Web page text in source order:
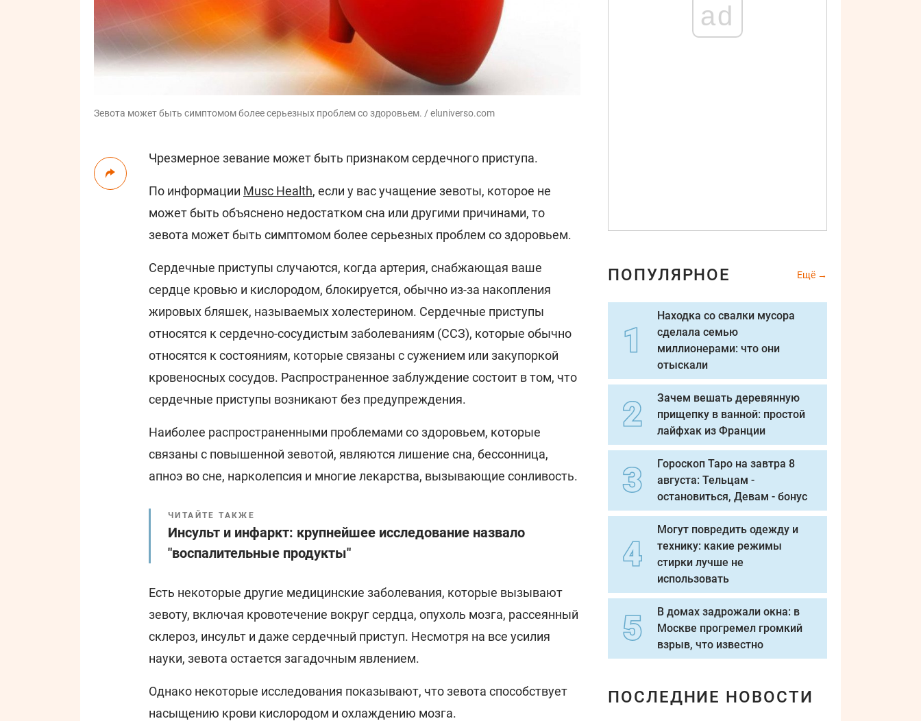
Зевота может быть симптомом более серьезных проблем со здоровьем. / eluniverso.com
Чрезмерное зевание может быть признаком сердечного приступа.
По информации Musc Health, если у вас учащение зевоты, которое не
может быть объяснено недостатком сна или другими причинами, то
зевота может быть симптомом более серьезных проблем со здоровьем.
Сердечные приступы случаются, когда артерия, снабжающая ваше
сердце кровью и кислородом, блокируется, обычно из-за накопления
жировых бляшек, называемых холестерином. Сердечные приступы
относятся к сердечно-сосудистым заболеваниям (ССЗ), которые обычно
относятся к состояниям, которые связаны с сужением или закупоркой
кровеносных сосудов. Распространенное заблуждение состоит в том, что
сердечные приступы возникают без предупреждения.
Наиболее распространенными проблемами со здоровьем, которые
связаны с повышенной зевотой, являются лишение сна, бессонница,
апноэ во сне, нарколепсия и многие лекарства, вызывающие сонливость.
ЧИТАЙТЕ ТАКЖЕ
Инсульт и инфаркт: крупнейшее исследование назвало
"воспалительные продукты"
Есть некоторые другие медицинские заболевания, которые вызывают
зевоту, включая кровотечение вокруг сердца, опухоль мозга, рассеянный
склероз, инсульт и даже сердечный приступ. Несмотря на все усилия
науки, зевота остается загадочным явлением.
Однако некоторые исследования показывают, что зевота способствует
насыщению крови кислородом и охлаждению мозга.
ad
ПОПУЛЯРНОЕ Ещё
Находка со свалки мусора
сделала семью
миллионерами: что они
отыскали
Зачем вешать деревянную
прищепку в ванной: простой
лайфхак из Франции
Гороскоп Таро на завтра 8
августа: Тельцам -
остановиться, Девам - бонус
Могут повредить одежду и
технику: какие режимы
стирки лучше не
использовать
В домах задрожали окна: в
Москве прогремел громкий
взрыв, что известно
ПОСЛЕДНИЕ НОВОСТИ